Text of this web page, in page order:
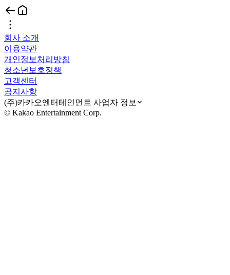
회사 소개
이용약관
개인정보처리방침
청소년보호정책
고객센터
공지사항
(주)카카오엔터테인먼트 사업자 정보
© Kakao Entertainment Corp.